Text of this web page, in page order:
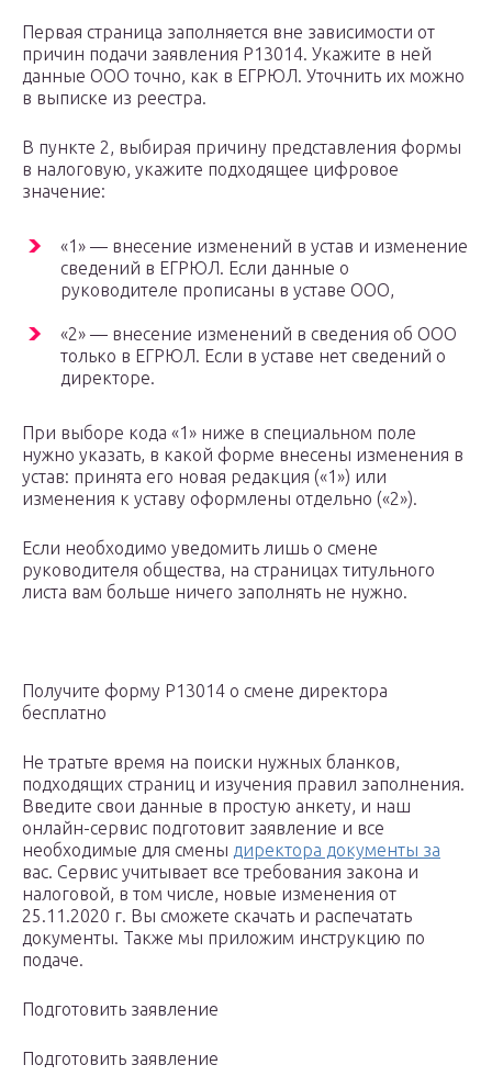
Первая страница заполняется вне зависимости от
причин подачи заявления Р13014. Укажите в ней
данные ООО точно, как в ЕГРЮЛ. Уточнить их можно
в выписке из реестра.
В пункте 2, выбирая причину представления формы
в налоговую, укажите подходящее цифровое
значение:
«1» — внесение изменений в устав и изменение
сведений в ЕГРЮЛ. Если данные о
руководителе прописаны в уставе ООО,
«2» — внесение изменений в сведения об ООО
только в ЕГРЮЛ. Если в уставе нет сведений о
директоре.
При выборе кода «1» ниже в специальном поле
нужно указать, в какой форме внесены изменения в
устав: принята его новая редакция («1») или
изменения к уставу оформлены отдельно («2»).
Если необходимо уведомить лишь о смене
руководителя общества, на страницах титульного
листа вам больше ничего заполнять не нужно.
Получите форму Р13014 о смене директора
бесплатно
Не тратьте время на поиски нужных бланков,
подходящих страниц и изучения правил заполнения.
Введите свои данные в простую анкету, и наш
онлайн-сервис подготовит заявление и все
необходимые для смены директора документы за
вас. Сервис учитывает все требования закона и
налоговой, в том числе, новые изменения от
25.11.2020 г. Вы сможете скачать и распечатать
документы. Также мы приложим инструкцию по
подаче.
Подготовить заявление
Подготовить заявление